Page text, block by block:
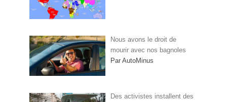
Nous avons le droit de
mourir avec nos bagnoles
Par AutoMinus
Des activistes installent des